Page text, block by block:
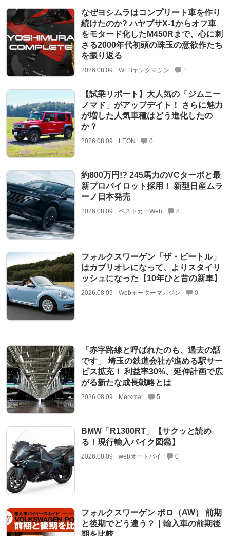
なぜヨシムラはコンプリート車を作り
続けたのか? ハヤブサX-1からオフ車
をモタード化したM450Rまで、心に刺
さる2000年代初頭の珠玉の意欲作たち
を振り返る
2026.08.09 WEBヤングマシン 1
【試乗リポート】大人気の「ジムニー
ノマド」がアップデイト！ さらに魅力
が増した人気車種はどう進化したの
か？
2026.08.09 LEON 0
約800万円!? 245馬力のVCターボと最
新プロパイロット採用！ 新型日産ムラ
ーノ日本発売
2026.08.09 ベストカーWeb 8
フォルクスワーゲン「ザ・ビートル」
はカブリオレになって、よりスタイリ
ッシュになった【10年ひと昔の新車】
2026.08.09 Webモーターマガジン 0
「赤字路線と呼ばれたのも、過去の話
です」 埼玉の鉄道会社が進める駅サー
ビス拡充！ 利益率30%、延伸計画で広
がる新たな成長戦略とは
2026.08.09 Merkmal 5
BMW「R1300RT」【サクッと読め
る！現行輸入バイク図鑑】
2026.08.09 webオートバイ 0
フォルクスワーゲン ポロ（AW） 前期
と後期でどう違う？｜輸入車の前期後
期を比較